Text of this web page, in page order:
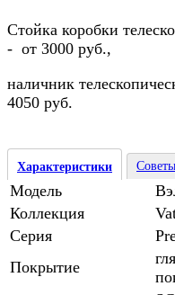
Стойка коробки
- от 3000 руб.,
наличник
4050 руб.
Характеристики
Модель
Коллекция
Серия
Покрытие